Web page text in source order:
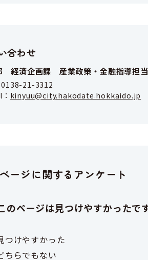
合わせ
経済企画課 産業政策・金融指導担当
0138-21-3312
kinyuu@city.hakodate.hokkaido.jp
ージに関するアンケート